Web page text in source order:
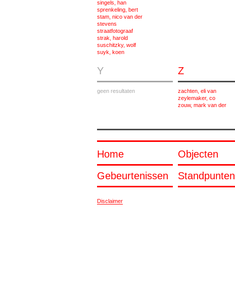
singels, han
sprenkeling, bert
stam, nico van der
stevens
straatfotograaf
strak, harold
suschitzky, wolf
suyk, koen
Y
geen resultaten
Z
zachten, eli van
zeylemaker, co
zouw, mark van der
Home Objecten
Gebeurtenissen
Standpunten
Disclaimer